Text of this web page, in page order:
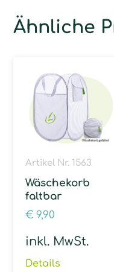
Ähnliche
Artikel Nr. 1563
Wäschekorb
faltbar
€ 9,90
inkl. MwSt.
Details